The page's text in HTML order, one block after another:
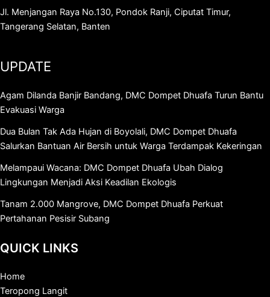
Jl. Menjangan Raya No.130, Pondok Ranji, Ciputat Timur,
Tangerang Selatan, Banten
UPDATE
Agam Dilanda Banjir Bandang, DMC Dompet Dhuafa Turun Bantu
Evakuasi Warga
Dua Bulan Tak Ada Hujan di Boyolali, DMC Dompet Dhuafa
Salurkan Bantuan Air Bersih untuk Warga Terdampak Kekeringan
Melampaui Wacana: DMC Dompet Dhuafa Ubah Dialog
Lingkungan Menjadi Aksi Keadilan Ekologis
Tanam 2.000 Mangrove, DMC Dompet Dhuafa Perkuat
Pertahanan Pesisir Subang
QUICK LINKS
Home
Teropong Langit